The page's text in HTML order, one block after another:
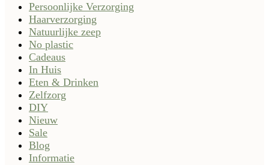
Persoonlijke Verzorging
Haarverzorging
Natuurlijke zeep
No plastic
Cadeaus
In Huis
Eten & Drinken
Zelfzorg
DIY
Nieuw
Sale
Blog
Informatie